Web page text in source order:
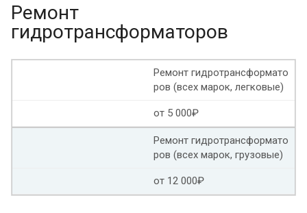
Ремонт
гидротрансформаторов
Ремонт гидротрансформато
ров (всех марок, легковые)
от 5 000₽
Ремонт гидротрансформато
ров (всех марок, грузовые)
от 12 000₽